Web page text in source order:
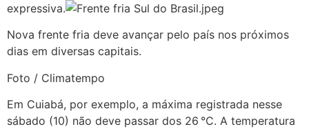
expressiva.
Nova frente fria deve avançar pelo país nos próximos
dias em diversas capitais.
Foto / Climatempo
Em Cuiabá, por exemplo, a máxima registrada nesse
sábado (10) não deve passar dos 26 °C. A temperatura